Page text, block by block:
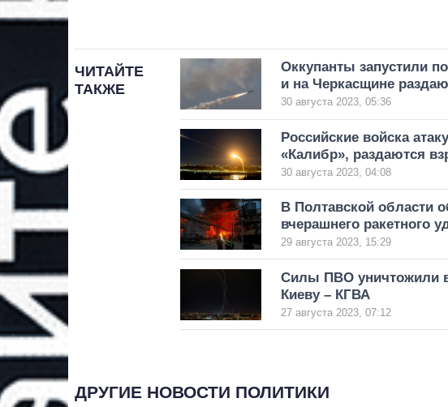
ЧИТАЙТЕ
ТАКЖЕ
Оккупанты запустили
и на Черкасщине
30 августа 2023, 05:36
Российские войска
«Калибр», раздаются
30 августа 2023, 04:08
В Полтавской области
вчерашнего ракетного
29 августа 2023, 15:29
Силы ПВО уничтожили
Киеву – КГВА
27 августа 2023, 07:12
ДРУГИЕ НОВОСТИ ПОЛИТИКИ